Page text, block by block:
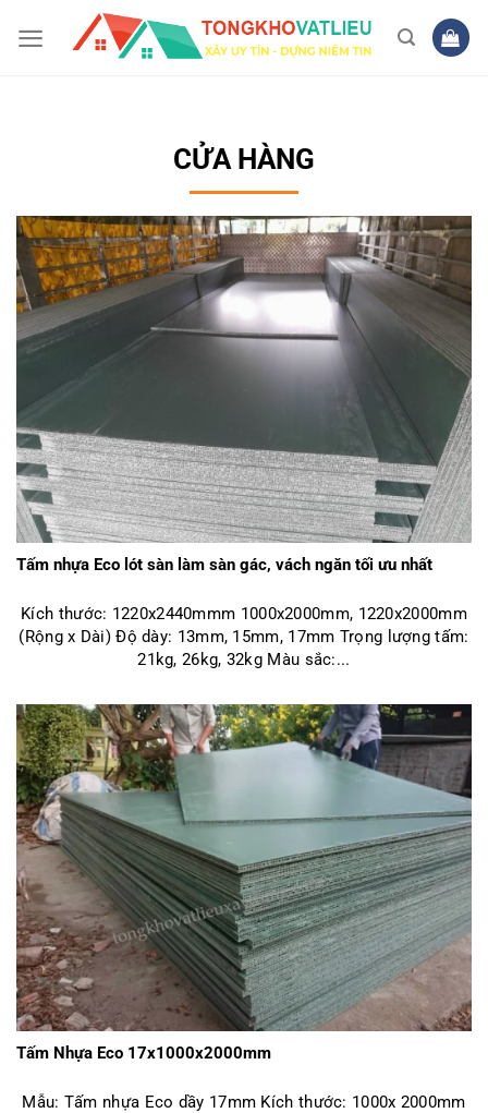
qua
CỬA HÀNG
Tấm nhựa Eco lót sàn làm sàn gác, vách ngăn tối ưu nhất
Kích thước: 1220x2440mmm 1000x2000mm, 1220x2000mm
(Rộng x Dài) Độ dày: 13mm, 15mm, 17mm Trọng lượng tấm:
21kg, 26kg, 32kg Màu sắc:...
Tấm Nhựa Eco 17x1000x2000mm
Mẫu: Tấm nhựa Eco dầy 17mm Kích thước: 1000x 2000mm